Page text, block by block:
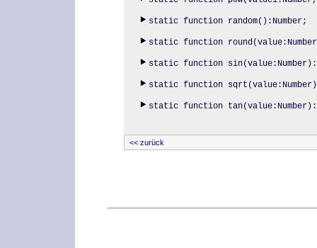
static function random():Number;
static function
static function
static function
static function
<< zurück